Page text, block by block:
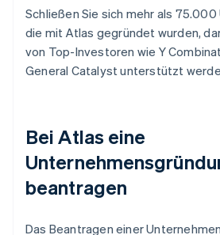
Schließen Sie sich mehr als 75.000
die mit Atlas gegründet wurden,
von Top-Investoren wie Y
General Catalyst unterstützt
Bei Atlas eine
beantragen
Das Beantragen einer